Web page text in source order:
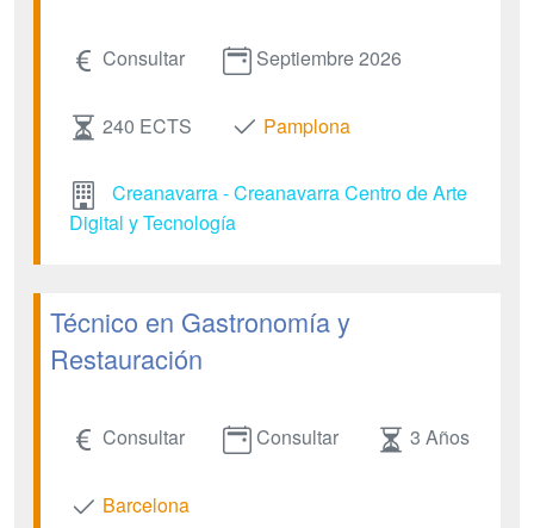
Consultar Septiembre 2026
240 ECTS Pamplona
Creanavarra - Creanavarra Centro de Arte
Digital y Tecnología
Técnico en Gastronomía y
Restauración
Consultar Consultar 3 Años
Barcelona